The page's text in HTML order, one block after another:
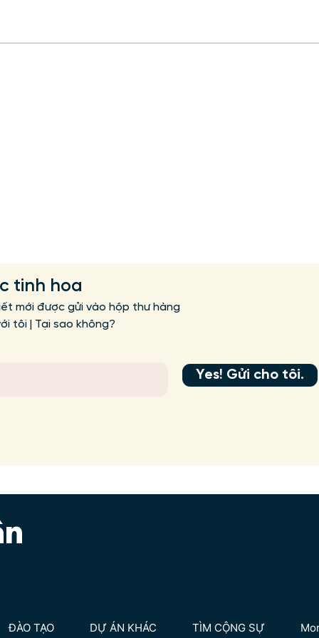
Mẹ Và Con Cái Đều Nên
tinh hoa
mới được gửi vào hộp thư hàng
tôi | Tại sao không?
Yes! Gửi cho tôi.
ĐÀO TẠO DỰ ÁN KHÁC TÌM CỘNG SỰ